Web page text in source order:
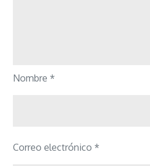
Nombre *
Correo electrónico *